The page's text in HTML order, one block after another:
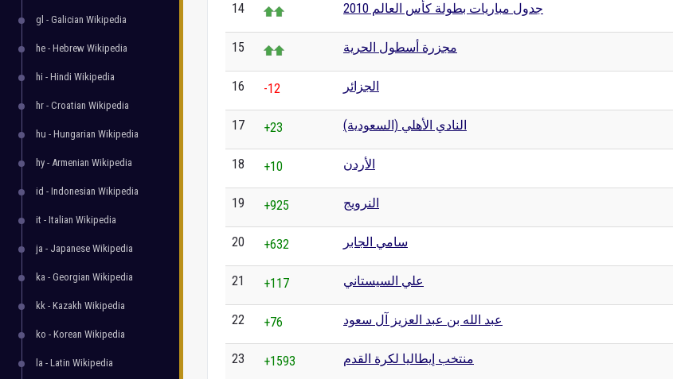
gl - Galician Wikipedia
he - Hebrew Wikipedia
hi - Hindi Wikipedia
hr - Croatian Wikipedia
hu - Hungarian Wikipedia
hy - Armenian Wikipedia
id - Indonesian Wikipedia
it - Italian Wikipedia
ja - Japanese Wikipedia
ka - Georgian Wikipedia
kk - Kazakh Wikipedia
ko - Korean Wikipedia
la - Latin Wikipedia
14 جدول مباريات بطولة كأس العالم 2010
15 مجزرة أسطول الحرية
16 -12 الجزائر
17 +23 النادي الأهلي (السعودية)
18 +10 الأردن
19 +925 النرويج
20 +632 سامي الجابر
21 +117 علي السيستاني
22 +76 عبد الله بن عبد العزيز آل سعود
23 +1593 منتخب إيطاليا لكرة القدم